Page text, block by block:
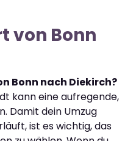
von Bonn
Bonn nach Diekirch?
kann eine aufregende,
Damit dein Umzug
ist es wichtig, das